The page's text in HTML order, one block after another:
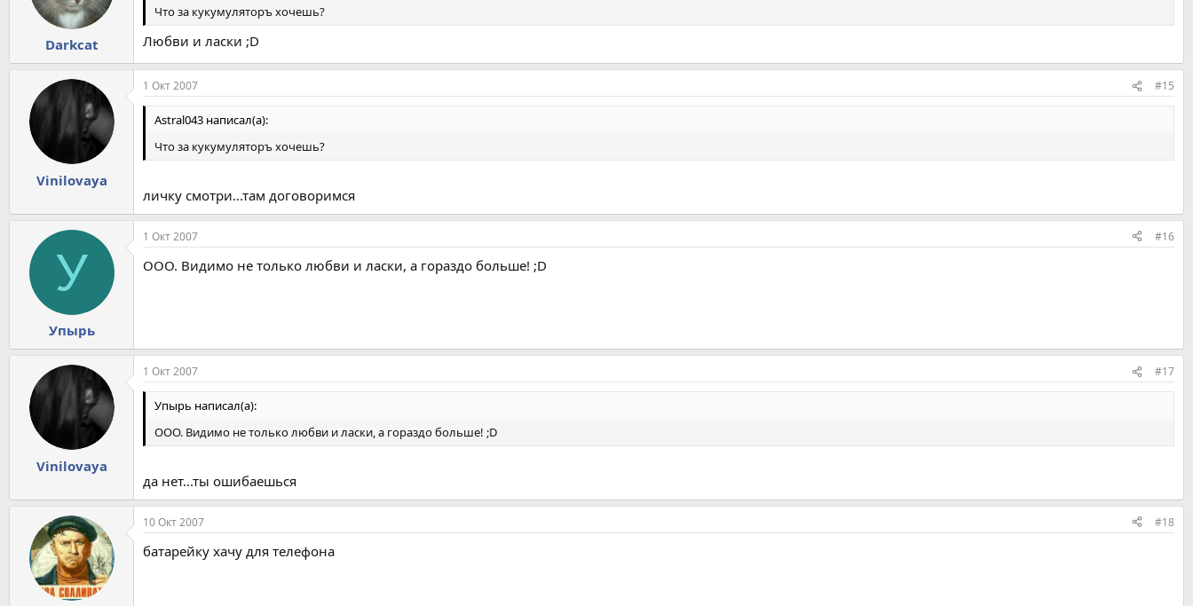
Darkcat
Что за кукумуляторъ хочешь?
Любви и ласки ;D
Vinilovaya
1 Окт 2007 #15
Astral043 написал(а):
Что за кукумуляторъ хочешь?
личку смотри...там договоримся
У
Упырь
1 Окт 2007 #16
ООО. Видимо не только любви и ласки, а гораздо больше! ;D
Vinilovaya
1 Окт 2007 #17
Упырь написал(а):
ООО. Видимо не только любви и ласки, а гораздо больше! ;D
да нет...ты ошибаешься
10 Окт 2007 #18
батарейку хачу для телефона